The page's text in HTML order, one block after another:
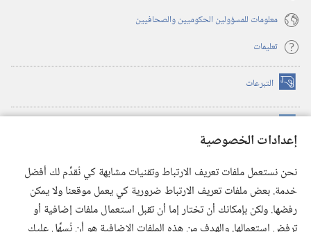
إعدادات الخصوصية
نحن نستعمل ملفات تعريف الارتباط وتقنيات مشابهة كي نُقدِّم لك أفضل
خدمة. بعض ملفات تعريف الارتباط ضرورية كي يعمل موقعنا ولا يمكن
رفضها. ولكن بإمكانك أن تختار إما أن تقبل استعمال ملفات إضافية أو
معلومات للمسؤولين الحكوميين والصحافيين
تعليمات
التبرعات (يفتح
نافذة
(يفتح
نافذة
(يفتح
نافذة
جديدة) تطبيق ®
JW Library
مكتبة برج المراقبة